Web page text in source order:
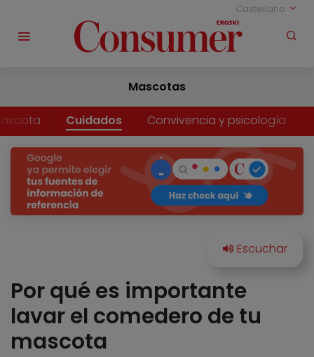
Castellano
Mascotas
Cuidados Convivencia y psicología
Por qué es importante
lavar el comedero de tu
mascota